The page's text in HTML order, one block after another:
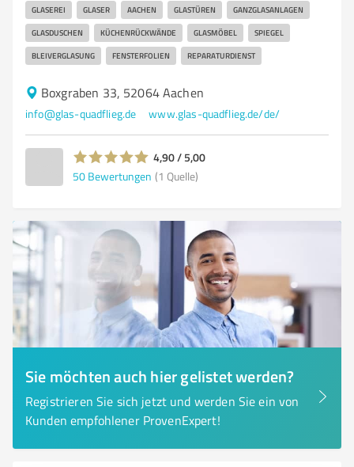
GLASEREI GLASER AACHEN GLASTÜREN GANZGLASANLAGEN
GLASDUSCHEN KÜCHENRÜCKWÄNDE GLASMÖBEL SPIEGEL
BLEIVERGLASUNG FENSTERFOLIEN REPARATURDIENST
Boxgraben 33, 52064 Aachen
info@glas-quadflieg.de www.glas-quadflieg.de/de/
4,90 / 5,00
50 Bewertungen (1 Quelle)
Sie möchten auch hier gelistet werden?
Registrieren Sie sich jetzt und werden Sie ein von
Kunden empfohlener ProvenExpert!